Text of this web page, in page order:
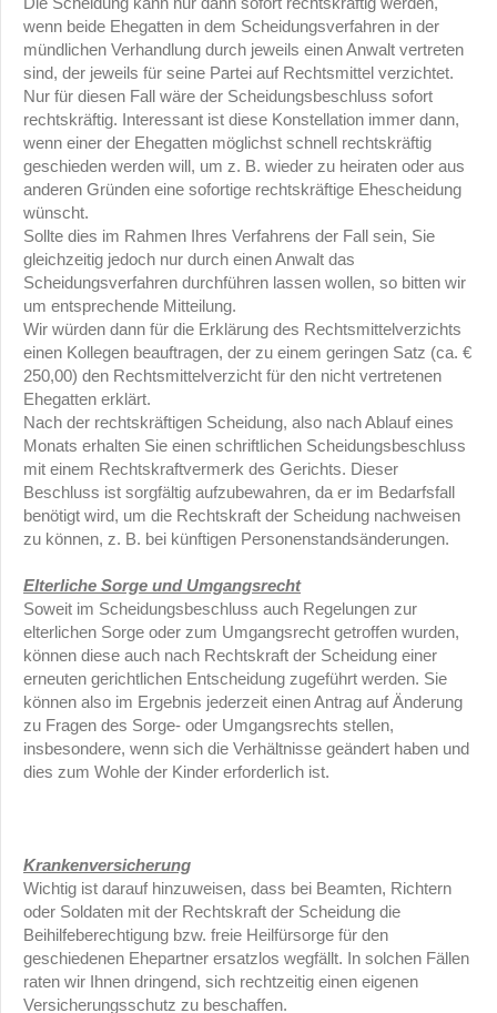
wenn beide Ehegatten in dem Scheidungsverfahren in der
mündlichen Verhandlung durch jeweils einen Anwalt vertreten
sind, der jeweils für seine Partei auf Rechtsmittel verzichtet.
Nur für diesen Fall wäre der Scheidungsbeschluss sofort
rechtskräftig. Interessant ist diese Konstellation immer dann,
wenn einer der Ehegatten möglichst schnell rechtskräftig
geschieden werden will, um z. B. wieder zu heiraten oder aus
anderen Gründen eine sofortige rechtskräftige Ehescheidung
wünscht.
Sollte dies im Rahmen Ihres Verfahrens der Fall sein, Sie
gleichzeitig jedoch nur durch einen Anwalt das
Scheidungsverfahren durchführen lassen wollen, so bitten wir
um entsprechende Mitteilung.
Wir würden dann für die Erklärung des Rechtsmittelverzichts
einen Kollegen beauftragen, der zu einem geringen Satz (ca. €
250,00) den Rechtsmittelverzicht für den nicht vertretenen
Ehegatten erklärt.
Nach der rechtskräftigen Scheidung, also nach Ablauf eines
Monats erhalten Sie einen schriftlichen Scheidungsbeschluss
mit einem Rechtskraftvermerk des Gerichts. Dieser
Beschluss ist sorgfältig aufzubewahren, da er im Bedarfsfall
benötigt wird, um die Rechtskraft der Scheidung nachweisen
zu können, z. B. bei künftigen Personenstandsänderungen.
Elterliche Sorge und Umgangsrecht
Soweit im Scheidungsbeschluss auch Regelungen zur
elterlichen Sorge oder zum Umgangsrecht getroffen wurden,
können diese auch nach Rechtskraft der Scheidung einer
erneuten gerichtlichen Entscheidung zugeführt werden. Sie
können also im Ergebnis jederzeit einen Antrag auf Änderung
zu Fragen des Sorge- oder Umgangsrechts stellen,
insbesondere, wenn sich die Verhältnisse geändert haben und
dies zum Wohle der Kinder erforderlich ist.
Krankenversicherung
Wichtig ist darauf hinzuweisen, dass bei Beamten, Richtern
oder Soldaten mit der Rechtskraft der Scheidung die
Beihilfeberechtigung bzw. freie Heilfürsorge für den
geschiedenen Ehepartner ersatzlos wegfällt. In solchen Fällen
raten wir Ihnen dringend, sich rechtzeitig einen eigenen
Versicherungsschutz zu beschaffen.